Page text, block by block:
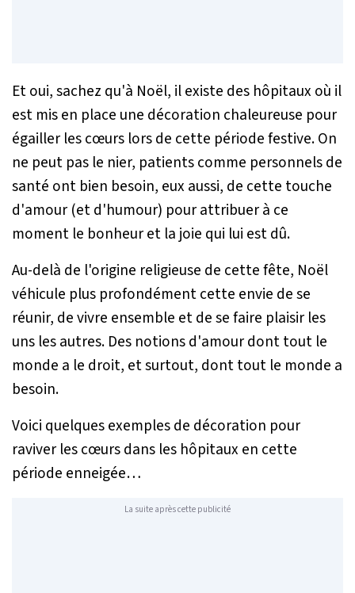
Et oui, sachez qu'à Noël, il existe des hôpitaux où il
est mis en place une décoration chaleureuse pour
égailler les cœurs lors de cette période festive. On
ne peut pas le nier, patients comme personnels de
santé ont bien besoin, eux aussi, de cette touche
d'amour (et d'humour) pour attribuer à ce
moment le bonheur et la joie qui lui est dû.
Au-delà de l'origine religieuse de cette fête, Noël
véhicule plus profondément cette envie de se
réunir, de vivre ensemble et de se faire plaisir les
uns les autres. Des notions d'amour dont tout le
monde a le droit, et surtout, dont tout le monde a
besoin.
Voici quelques exemples de décoration pour
raviver les cœurs dans les hôpitaux en cette
période enneigée…
La suite après cette publicité